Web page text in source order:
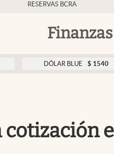
RESERVAS BCRA
DÓLAR BLUE $ 1540 -0.32%